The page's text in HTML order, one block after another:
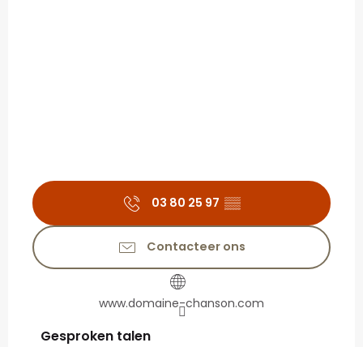
03 80 25 97 ▒▒
Contacteer ons
www.domaine-chanson.com
Gesproken talen
Gesproken talen